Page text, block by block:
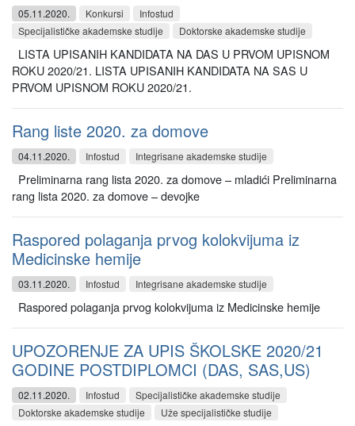
05.11.2020. Konkursi
Infostud
Specijalističke akademske studije
Doktorske akademske studije
LISTA UPISANIH KANDIDATA NA DAS U PRVOM UPISNOM
ROKU 2020/21. LISTA UPISANIH KANDIDATA NA SAS U
PRVOM UPISNOM ROKU 2020/21.
Rang liste 2020. za domove
04.11.2020. Infostud Integrisane akademske studije
Preliminarna rang lista 2020. za domove – mladići Preliminarna
rang lista 2020. za domove – devojke
Raspored polaganja prvog kolokvijuma iz
Medicinske hemije
03.11.2020. Infostud Integrisane akademske studije
Raspored polaganja prvog kolokvijuma iz Medicinske hemije
UPOZORENJE ZA UPIS ŠKOLSKE 2020/21
GODINE POSTDIPLOMCI (DAS, SAS,US)
02.11.2020. Infostud
Specijalističke akademske studije
Doktorske akademske studije
Uže specijalističke studije